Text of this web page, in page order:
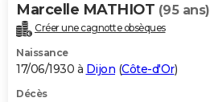
Marcelle MATHIOT (95 ans)
Créer une cagnotte obsèques
Naissance
17/06/1930 à Dijon (Côte-d'Or)
Décès